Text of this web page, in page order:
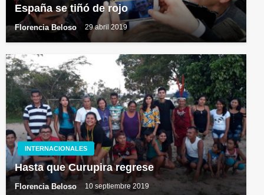
España se tiñó de rojo
Florencia Beloso 29 abril 2019
INTERNACIONALES
Hasta que Curupira regrese
Florencia Beloso 10 septiembre 2019